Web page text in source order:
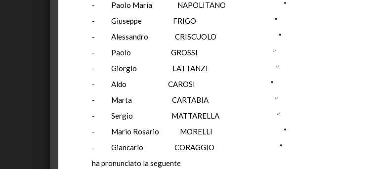
- Paolo Maria NAPOLITANO ”
- Giuseppe FRIGO ”
- Alessandro CRISCUOLO ”
- Paolo GROSSI ”
- Giorgio LATTANZI ”
- Aldo CAROSI ”
- Marta CARTABIA ”
- Sergio MATTARELLA ”
- Mario Rosario MORELLI ”
- Giancarlo CORAGGIO ”
ha pronunciato la seguente